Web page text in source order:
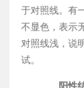
于对照线。有
不显色，表示
对照线浅，说
试。